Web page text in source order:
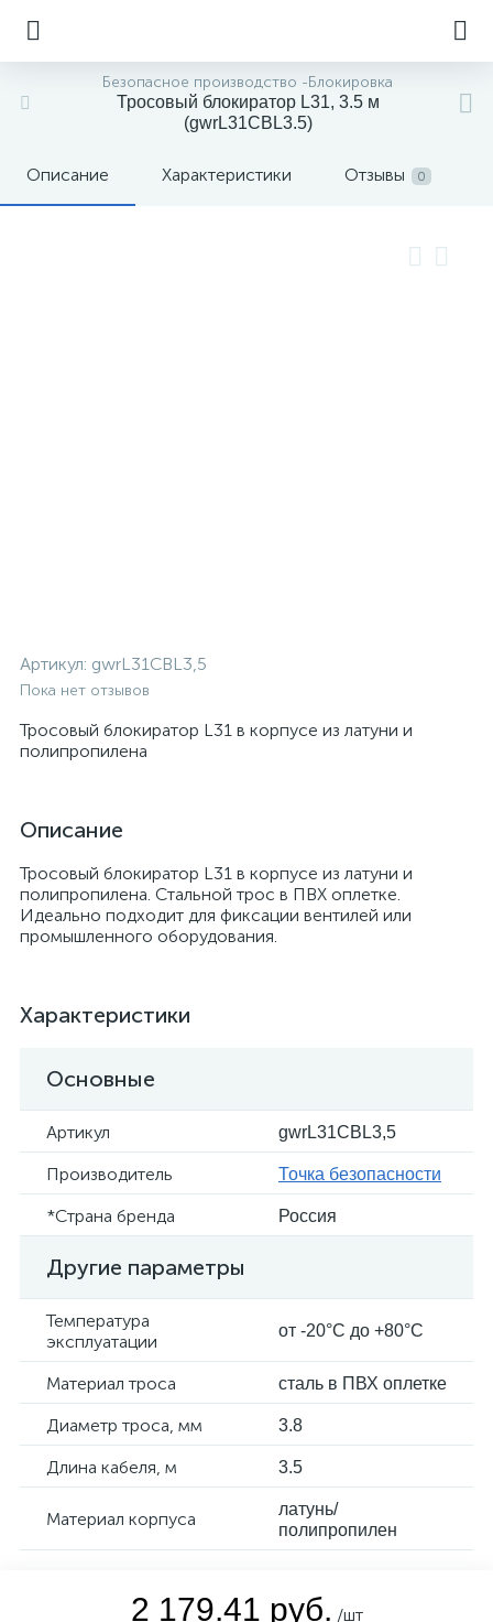
Безопасное производство -Блокировка
Тросовый блокиратор L31, 3.5 м
(gwrL31СВL3.5)
Описание Характеристики Отзывы 0
Артикул: gwrL31CBL3,5
Пока нет отзывов
Тросовый блокиратор L31 в корпусе из латуни и
полипропилена
Описание
Тросовый блокиратор L31 в корпусе из латуни и
полипропилена. Стальной трос в ПВХ оплетке.
Идеально подходит для фиксации вентилей или
промышленного оборудования.
Характеристики
Основные
Артикул gwrL31CBL3,5
Производитель Точка безопасности
*Страна бренда Россия
Другие параметры
Температура
эксплуатации
от -20°С до +80°С
Материал троса сталь в ПВХ оплетке
Диаметр троса, мм 3.8
Длина кабеля, м 3.5
Материал корпуса
латунь/
полипропилен
2 179.41 руб. /шт